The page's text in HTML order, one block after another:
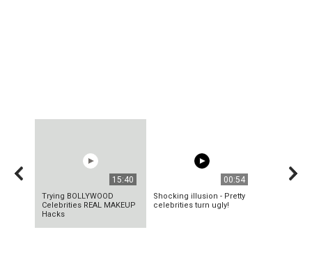
15:40
Trying BOLLYWOOD
Celebrities REAL MAKEUP
Hacks
00:54
Shocking illusion - Pretty
celebrities turn ugly!